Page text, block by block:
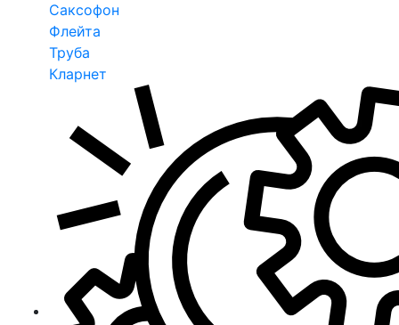
Саксофон
Флейта
Труба
Кларнет